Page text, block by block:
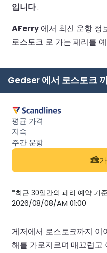
입니다.
AFerry 에서 최신 운항 정
로스토크 로 가는 페리를
Gedser 에서 로스토크
*최근 30일간의 페리 예약 기
2026/08/08/AM 01:00
게저에서 로스토크까지 이
해를 가로지르며 매끄럽고